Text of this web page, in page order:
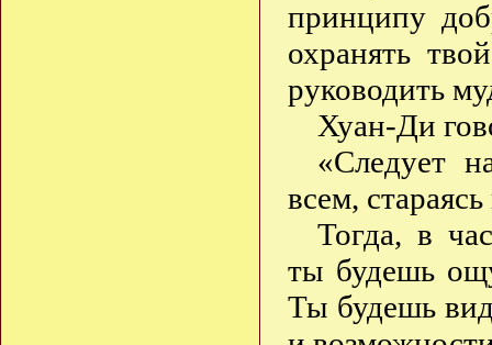
принципу
охранять
руководить
Хуан-Ди
«Следует
всем,
Тогда, в
ты будешь
Ты будешь